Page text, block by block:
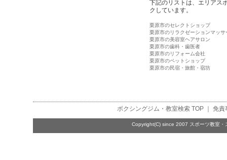
下記のリストは、エリアス
クしています。
栗原市のセレクトショップ
栗原市のリラクゼーションマッサ
栗原市の美容室ヘアサロン
栗原市の歯科・歯医者
栗原市のリフォーム会社
栗原市のペットショップ
栗原市の民宿・旅館・宿坊
ボクシングジム・教室検索TOP ｜ 免責
Copyright(C) since 2007 スポーツ教室・